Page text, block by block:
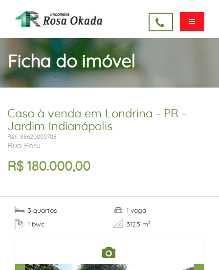
Ficha do imóvel
Casa à venda em Londrina - PR -
Jardim Indianápolis
Ref.: 88620000708
Rua Peru
R$ 180.000,00
3 quartos
1 bwc
1 vaga
312,5 m²